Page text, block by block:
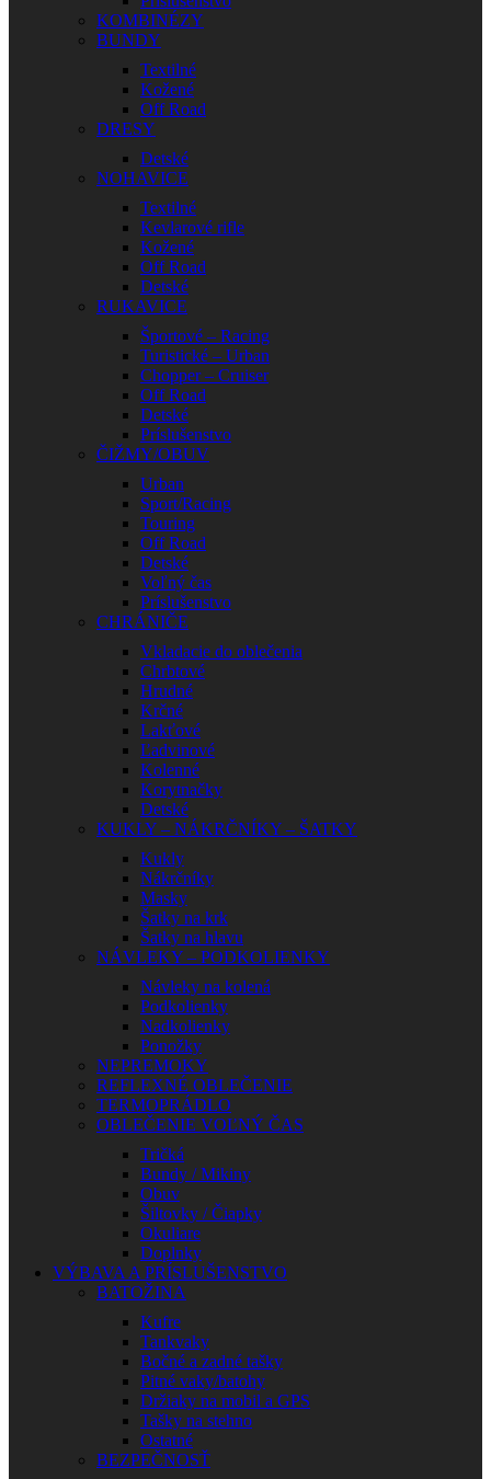
KOMBINÉZY
BUNDY
Textilné
Kožené
Off Road
DRESY
Detské
NOHAVICE
Textilné
Kevlarové rifle
Kožené
Off Road
Detské
RUKAVICE
Športové – Racing
Turistické – Urban
Chopper – Cruiser
Off Road
Detské
Príslušenstvo
ČIŽMY/OBUV
Urban
Sport/Racing
Touring
Off Road
Detské
Voľný čas
Príslušenstvo
CHRÁNIČE
Vkladacie do oblečenia
Chrbtové
Hrudné
Krčné
Lakťové
Ľadvinové
Kolenné
Korytnačky
Detské
KUKLY – NÁKRČNÍKY – ŠATKY
Kukly
Nákrčníky
Masky
Šatky na krk
Šatky na hlavu
NÁVLEKY – PODKOLIENKY
Návleky na kolená
Podkolienky
Nadkolienky
Ponožky
NEPREMOKY
REFLEXNÉ OBLEČENIE
TERMOPRÁDLO
OBLEČENIE VOĽNÝ ČAS
Tričká
Bundy / Mikiny
Obuv
Šiltovky / Čiapky
Okuliare
Doplnky
VÝBAVA A PRÍSLUŠENSTVO
BATOŽINA
Kufre
Tankvaky
Bočné a zadné tašky
Pitné vaky/batohy
Držiaky na mobil a GPS
Tašky na stehno
Ostatné
BEZPEČNOSŤ